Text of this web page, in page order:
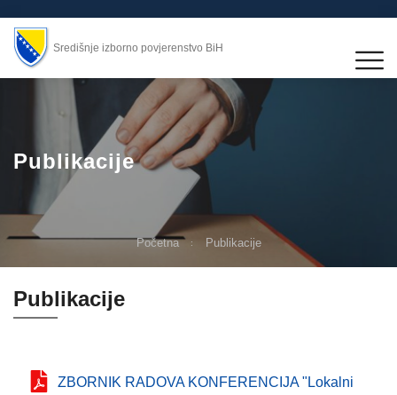
Središnje izborno povjerenstvo BiH
Publikacije
Početna Publikacije
Publikacije
ZBORNIK RADOVA KONFERENCIJA "Lokalni